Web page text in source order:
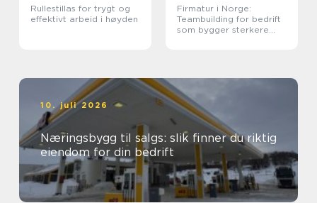
Rullestillas for trygt og
effektivt arbeid i høyden
Firmatur i Norge:
Teambuilding for bedrift
som bygger sterkere
10. juli 2026
Næringsbygg til salgs: slik finner du riktig
eiendom for din bedrift